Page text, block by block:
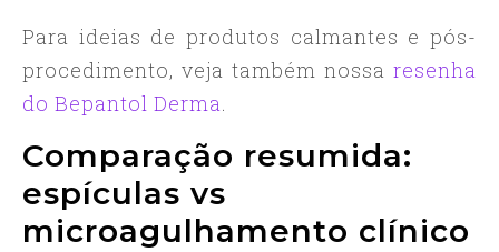
Para ideias de produtos calmantes e pós-
procedimento, veja também nossa resenha
do Bepantol Derma.
Comparação resumida:
espículas vs
microagulhamento clínico